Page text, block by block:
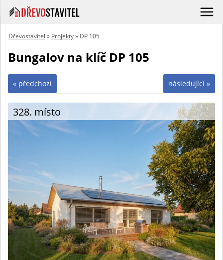
Dřevostavitel » Projekty» DP 105
Bungalov na klíč DP 105
následující »
« předchozí
328. místo